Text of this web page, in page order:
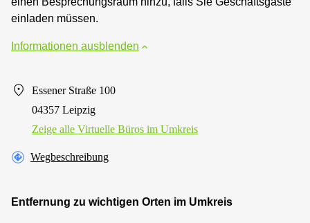
einladen müssen.
Informationen ausblenden
Essener Straße 100
04357 Leipzig
Zeige alle Virtuelle Büros im Umkreis
Wegbeschreibung
Entfernung zu wichtigen Orten im Umkreis